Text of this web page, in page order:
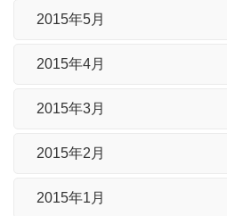
2015年5月
2015年4月
2015年3月
2015年2月
2015年1月